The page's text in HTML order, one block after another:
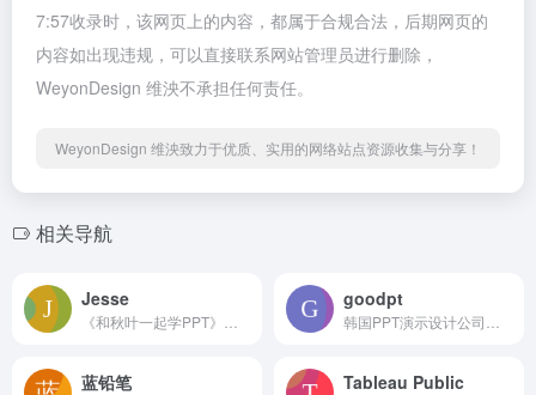
7:57收录时，该网页上的内容，都属于合规合法，后期网页的
内容如出现违规，可以直接联系网站管理员进行删除，
WeyonDesign 维泱不承担任何责任。
WeyonDesign 维泱致力于优质、实用的网络站点资源收集与分享！
相关导航
Jesse goodpt
蓝铅笔 Tableau Public